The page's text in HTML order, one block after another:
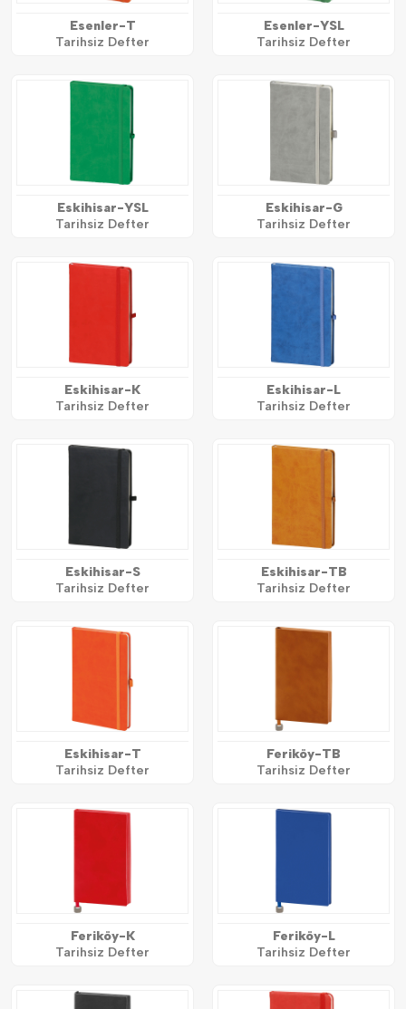
Esenler-T
Tarihsiz Defter
Esenler-YSL
Tarihsiz Defter
Eskihisar-YSL
Tarihsiz Defter
Eskihisar-G
Tarihsiz Defter
Eskihisar-K
Tarihsiz Defter
Eskihisar-L
Tarihsiz Defter
Eskihisar-S
Tarihsiz Defter
Eskihisar-TB
Tarihsiz Defter
Eskihisar-T
Tarihsiz Defter
Feriköy-TB
Tarihsiz Defter
Feriköy-K
Tarihsiz Defter
Feriköy-L
Tarihsiz Defter